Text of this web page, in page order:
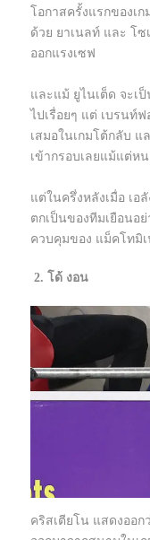
โอกาสครั้งแรกของเ
ด้วย ยาเนลท์ และ โซ
ออกแรงเซฟ
และแม้ ยูไนเต็ด จะเป็
ไปเรื่อยๆ แต่ เบรนท์
เสมอในเกมโต้กลับ แ
เข้ากรอบเลยแม้แต่ห
แต่ในครึ่งหลังเมื่อ เอ
ตกเป็นของทีมเยือนอ
ควบคุมของ แม็คโทมิ
2. โด้ งอน
คริสเตียโน แสดงออก